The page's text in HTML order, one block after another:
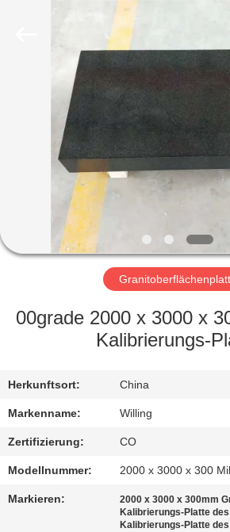
HAUS
PRODUKTE
FABRIK-
AUSFLUG
TRETEN
SIE
MIT
UNS
IN
VERBINDUNG
00grade 2000 x 3000 x
Kalibrierungs-
Herkunftsort: China
Markenname: Willing
Zertifizierung: CO
Modellnummer: 2000 x 3000 x 300
Markieren: 2000 x 3000 x 300mm
Kalibrierungs-Platte
Kalibrierungs-Platte